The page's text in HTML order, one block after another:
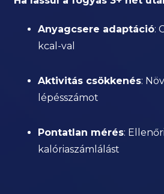
Anyagcsere adaptáció:
kcal-val
Aktivitás csökkenés:
lépésszámot
Pontatlan mérés:
kalóriaszámlálást